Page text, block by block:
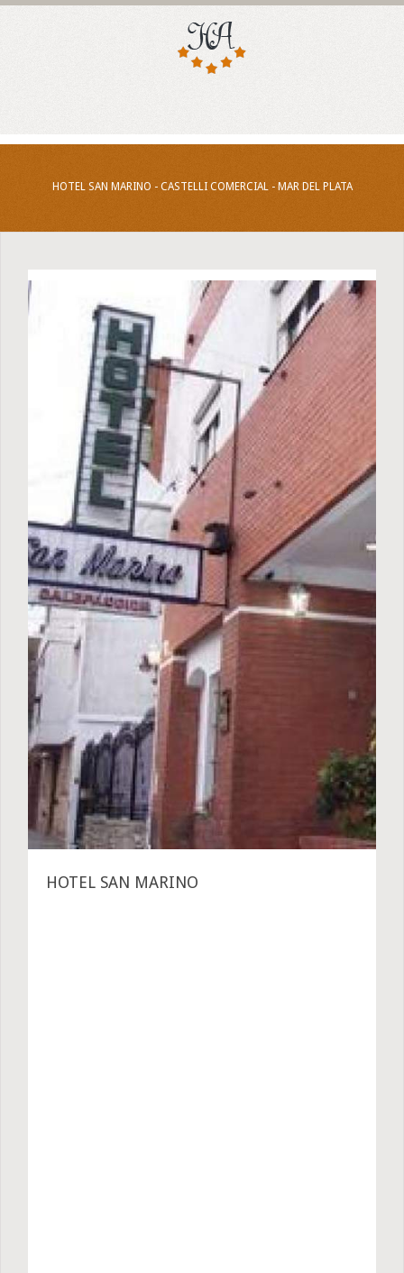
HOTEL SAN MARINO - CASTELLI COMERCIAL - MAR DEL PLATA
HOTEL SAN MARINO